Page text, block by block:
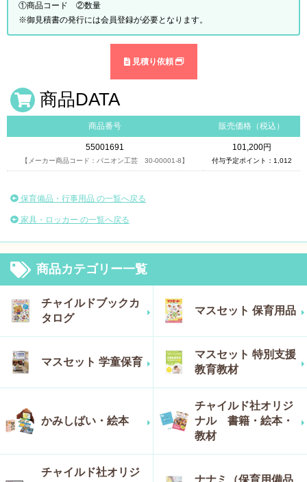
①商品コード ②数量
※御見積書の発行には会員登録が必要となります。
見積り依頼
商品DATA
商品番号 販売価格（税込）
55001691
【メーカー商品コード：パニオン工芸 30-00001-8】
101,200円
付与予定ポイント：1,012
保育備品・行事用品 の一覧へ戻る
家具・ロッカー の一覧へ戻る
商品カテゴリー一覧
チャイルドブックカ
タログ
マスセット 保育用品
マスセット 学童保育
マスセット 特別支援
教育教材
かみしばい・絵本
チャイルド社オリジ
ナル 書籍・絵本・
教材
チャイルド社オリジ
ナナミ（保育用備品